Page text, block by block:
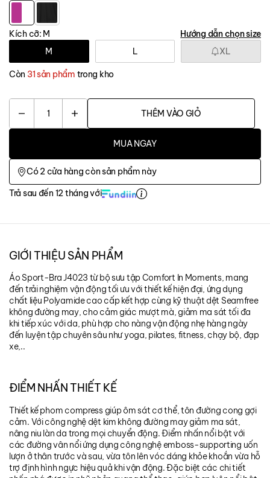
Kích cỡ: M
Hướng dẫn chọn size
M
L XL
Còn 31 sản phẩm trong kho
1 THÊM VÀO GIỎ
MUA NGAY
Có2cửa hàng còn sản phẩm này
Trả sau đến 12 tháng với
GIỚI THIỆU SẢN PHẨM
Áo Sport-Bra J4023 từ bộ sưu tập Comfort In Moments, mang
đến trải nghiệm vận động tối ưu với thiết kế hiện đại, ứng dụng
chất liệu Polyamide cao cấp kết hợp cùng kỹ thuật dệt Seamfree
không đường may, cho cảm giác mượt mà, giảm ma sát tối đa
khi tiếp xúc với da, phù hợp cho nàng vận động nhẹ hàng ngày
đến luyện tập chuyên sâu như yoga, pilates, fitness, chạy bộ, đạp
xe,..
ĐIỂM NHẤN THIẾT KẾ
Thiết kế phom compress giúp ôm sát cơ thể, tôn đường cong gợi
cảm. Với công nghệ dệt kim không đường may giảm ma sát,
nâng niu làn da trong mọi chuyển động. Điểm nhấn nổi bật với
các đường vân nổi ứng dụng công nghệ emboss-supporting uốn
lượn ở thân trước và sau, vừa tôn lên vóc dáng khỏe khoắn vừa hỗ
trợ định hình ngực hiệu quả khi vận động. Đặc biệt các chi tiết